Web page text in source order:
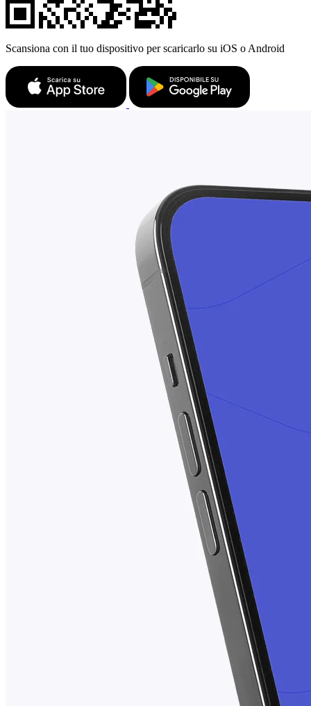
Scansiona con il tuo dispositivo per scaricarlo su iOS o Android